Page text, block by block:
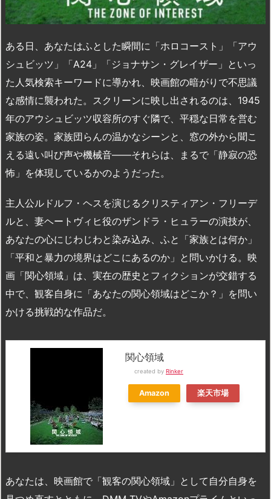
ある日、あなたはふとした瞬間に「ホロコースト」「アウ
シュビッツ」「A24」「ジョナサン・グレイザー」といっ
た人気検索キーワードに導かれ、映画館の暗がりで不思議
な感情に襲われた。スクリーンに映し出されるのは、1945
年のアウシュビッツ収容所のすぐ隣で、平穏な日常を営む
家族の姿。家族団らんの温かなシーンと、窓の外から聞こ
える遠い叫び声や機械音――それらは、まるで「静寂の恐
怖」を体現しているかのようだった。
主人公ルドルフ・ヘスを演じるクリスティアン・フリーデ
ルと、妻ヘートヴィヒ役のザンドラ・ヒュラーの演技が、
あなたの心にじわじわと染み込み、ふと「家族とは何か」
「平和と暴力の境界はどこにあるのか」と問いかける。映
画「関心領域」は、実在の歴史とフィクションが交錯する
中で、観客自身に「あなたの関心領域はどこか？」を問い
かける挑戦的な作品だ。
関心領域
created by Rinker
Amazon 楽天市場
あなたは、映画館で「観客の関心領域」として自分自身を